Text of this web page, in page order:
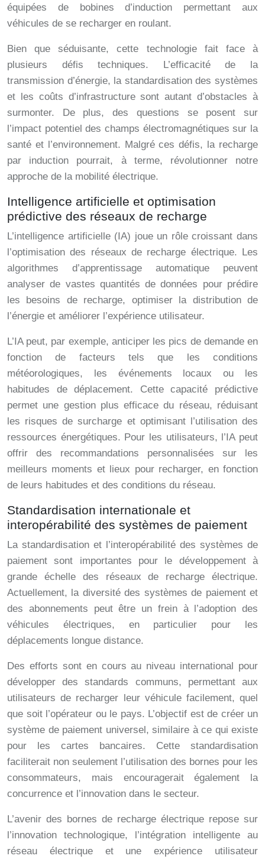
équipées de bobines d’induction permettant aux
véhicules de se recharger en roulant.
Bien que séduisante, cette technologie fait face à
plusieurs défis techniques. L’efficacité de la
transmission d’énergie, la standardisation des systèmes
et les coûts d’infrastructure sont autant d’obstacles à
surmonter. De plus, des questions se posent sur
l’impact potentiel des champs électromagnétiques sur la
santé et l’environnement. Malgré ces défis, la recharge
par induction pourrait, à terme, révolutionner notre
approche de la mobilité électrique.
Intelligence artificielle et optimisation
prédictive des réseaux de recharge
L’intelligence artificielle (IA) joue un rôle croissant dans
l’optimisation des réseaux de recharge électrique. Les
algorithmes d’apprentissage automatique peuvent
analyser de vastes quantités de données pour prédire
les besoins de recharge, optimiser la distribution de
l’énergie et améliorer l’expérience utilisateur.
L’IA peut, par exemple, anticiper les pics de demande en
fonction de facteurs tels que les conditions
météorologiques, les événements locaux ou les
habitudes de déplacement. Cette capacité prédictive
permet une gestion plus efficace du réseau, réduisant
les risques de surcharge et optimisant l’utilisation des
ressources énergétiques. Pour les utilisateurs, l’IA peut
offrir des recommandations personnalisées sur les
meilleurs moments et lieux pour recharger, en fonction
de leurs habitudes et des conditions du réseau.
Standardisation internationale et
interopérabilité des systèmes de paiement
La standardisation et l’interopérabilité des systèmes de
paiement sont importantes pour le développement à
grande échelle des réseaux de recharge électrique.
Actuellement, la diversité des systèmes de paiement et
des abonnements peut être un frein à l’adoption des
véhicules électriques, en particulier pour les
déplacements longue distance.
Des efforts sont en cours au niveau international pour
développer des standards communs, permettant aux
utilisateurs de recharger leur véhicule facilement, quel
que soit l’opérateur ou le pays. L’objectif est de créer un
système de paiement universel, similaire à ce qui existe
pour les cartes bancaires. Cette standardisation
faciliterait non seulement l’utilisation des bornes pour les
consommateurs, mais encouragerait également la
concurrence et l’innovation dans le secteur.
L’avenir des bornes de recharge électrique repose sur
l’innovation technologique, l’intégration intelligente au
réseau électrique et une expérience utilisateur